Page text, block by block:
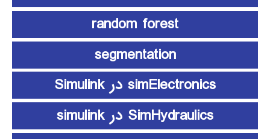
random forest
segmentation
simElectronics در Simulink
SimHydraulics در simulink